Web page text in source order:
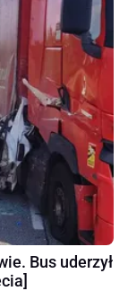
Bus uderzył